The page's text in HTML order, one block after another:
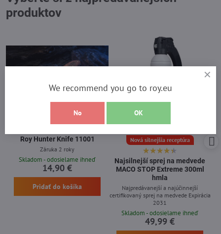
produktov
21%
Roy Hunter Knife 11001
Záruka 2 roky
Skladom - odosielame ihneď
14,90 €
Pridať do košíka
Nová silnejšia receptúra
Najsilnejší sprej na medvede
MACO STOP Extreme 300ml
hmla
Najpredávanejší a najúčinnejší
certifikovaný sprej na medvede Expirácia
2031
Skladom - odosielame ihneď
49,99 €
We recommend you go to roy.eu
No OK